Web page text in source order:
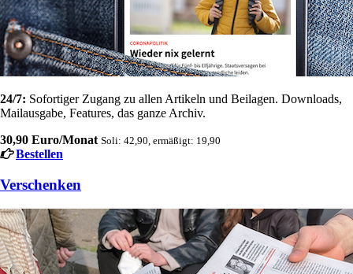
24/7: Sofortiger Zugang zu allen Artikeln und Beilagen. Downloads,
Mailausgabe, Features, das ganze Archiv.
30,90 Euro/Monat Soli: 42,90, ermäßigt: 19,90
Bestellen
Verschenken